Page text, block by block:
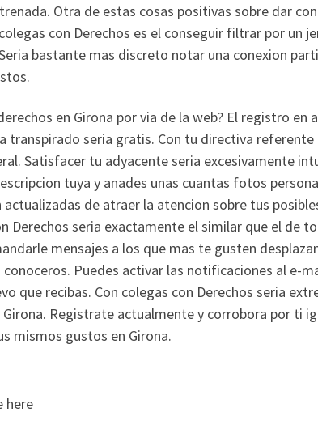
Otra de estas cosas positivas sobre dar
con Derechos es el conseguir filtrar por un
bastante mas discreto notar una conexion
en Girona por vi­a de la web? El registro en
transpirado seria gratis. Con tu directiva
Satisfacer tu adyacente seri­a excesivamente
tuya y anades unas cuantas fotos
de atraer la atencion sobre tus
Derechos seria exactamente el similar que el de
mensajes a los que mas te gusten
Puedes activar las notificaciones al e-
que recibas. Con colegas con Derechos seri­a
Registrate actualmente y corrobora por ti
mismos gustos en Girona.
here